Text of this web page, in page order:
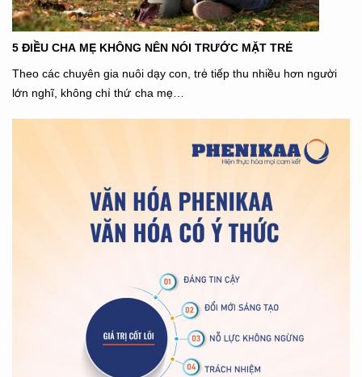
5 ĐIỀU CHA MẸ KHÔNG NÊN NÓI TRƯỚC MẶT TRẺ
Theo các chuyên gia nuôi dạy con, trẻ tiếp thu nhiều hơn người
lớn nghĩ, không chỉ thứ cha mẹ…